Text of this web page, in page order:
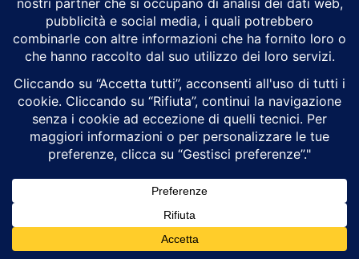
Gli Usa utilizzano droni di mare contro l’Iran.
La nuova frontiera della guerra navale
iraniano di Bandar Abbas rappresentano una svolta storica nella
guerra navale contemporanea, segnando la...